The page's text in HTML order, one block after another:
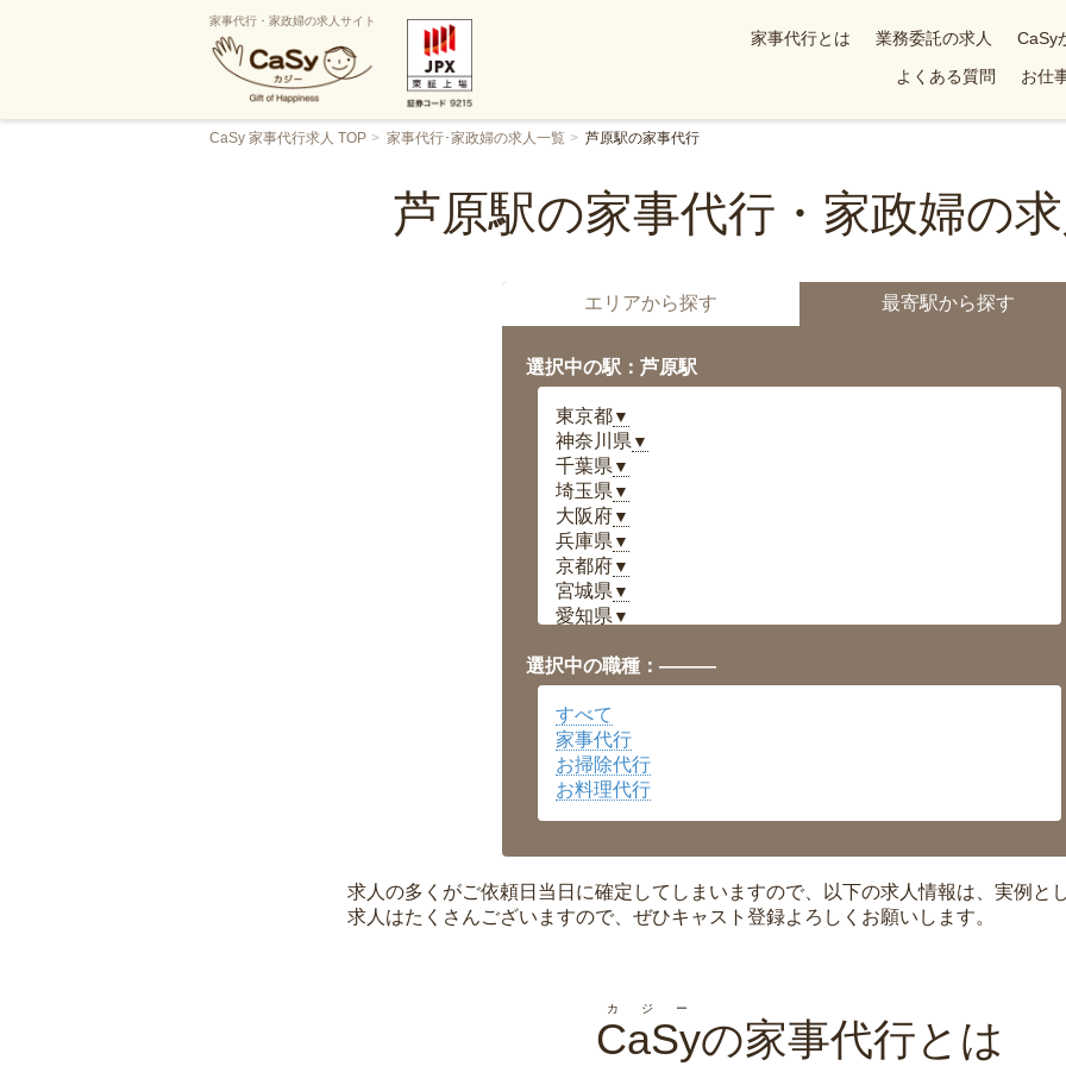
家事代行・家政婦の求人サイト
家事代行とは 業務委託の求人 CaSy
よくある質問
お仕
CaSy 家事代行求人 TOP 家事代行･家政婦の求人一覧 芦原駅の家事代行
芦原駅の家事代行・家政婦の
エリアから探す 最寄駅から探す
選択中の駅：芦原駅
東京都▼
神奈川県 ▼
千葉県 ▼
埼玉県 ▼
大阪府▼
兵庫県 ▼
京都府▼
宮城県 ▼
愛知県 ▼
岡山県▼
広島県▼
沖縄県
選択中の職種：———
すべて
家事代行
お掃除代行
お料理代行
求人の多くがご依頼日当日に確定してしまいますので、以下の求人情報は、実例と
求人はたくさんございますので、ぜひキャスト登録よろしくお願いします。
CaSy
カジー
の家事代行とは